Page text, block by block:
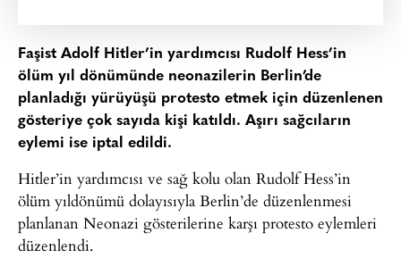
Faşist Adolf Hitler’in yardımcısı Rudolf Hess’in
ölüm yıl dönümünde neonazilerin Berlin’de
planladığı yürüyüşü protesto etmek için düzenlenen
gösteriye çok sayıda kişi katıldı. Aşırı sağcıların
eylemi ise iptal edildi.
Hitler’in yardımcısı ve sağ kolu olan Rudolf Hess’in
ölüm yıldönümü dolayısıyla Berlin’de düzenlenmesi
planlanan Neonazi gösterilerine karşı protesto eylemleri
düzenlendi.